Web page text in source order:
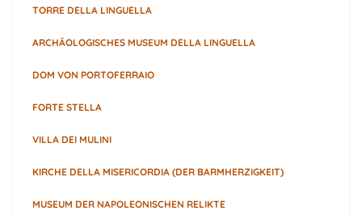
TORRE DELLA LINGUELLA
ARCHÄOLOGISCHES MUSEUM DELLA LINGUELLA
DOM VON PORTOFERRAIO
FORTE STELLA
VILLA DEI MULINI
KIRCHE DELLA MISERICORDIA (DER BARMHERZIGKEIT)
MUSEUM DER NAPOLEONISCHEN RELIKTE